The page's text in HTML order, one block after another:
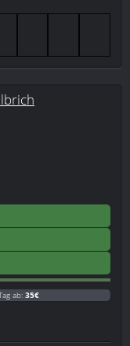
ab: 35€